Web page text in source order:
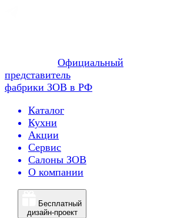
Официальный
представитель
фабрики ЗОВ в РФ
Каталог
Кухни
Акции
Сервис
Салоны ЗОВ
О компании
Бесплатный
дизайн-проект